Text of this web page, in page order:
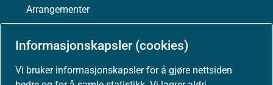
Informasjonskapsler (cookies)
Vi bruker informasjonskapsler for å gjøre nettsiden
Arrangementer
Høringer
Presse